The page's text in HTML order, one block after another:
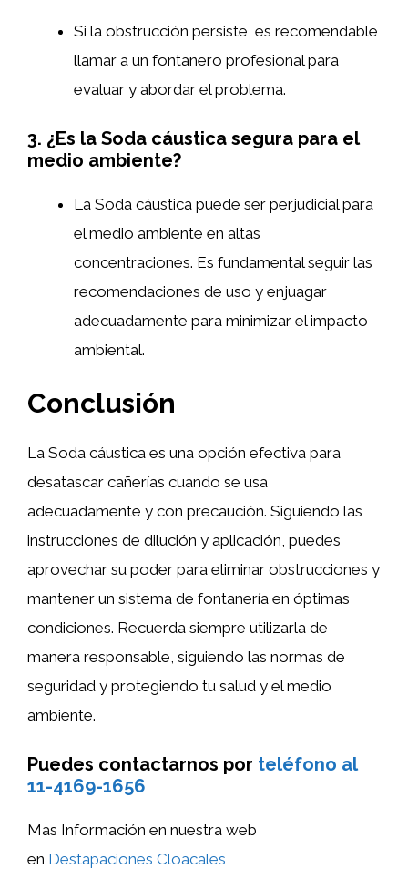
Si la obstrucción persiste, es recomendable
llamar a un fontanero profesional para
evaluar y abordar el problema.
3. ¿Es la Soda cáustica segura para el
medio ambiente?
La Soda cáustica puede ser perjudicial para
el medio ambiente en altas
concentraciones. Es fundamental seguir las
recomendaciones de uso y enjuagar
adecuadamente para minimizar el impacto
ambiental.
Conclusión
La Soda cáustica es una opción efectiva para
desatascar cañerías cuando se usa
adecuadamente y con precaución. Siguiendo las
instrucciones de dilución y aplicación, puedes
aprovechar su poder para eliminar obstrucciones y
mantener un sistema de fontanería en óptimas
condiciones. Recuerda siempre utilizarla de
manera responsable, siguiendo las normas de
seguridad y protegiendo tu salud y el medio
ambiente.
Puedes contactarnos por teléfono al
11-4169-1656
Mas Información en nuestra web
en Destapaciones Cloacales